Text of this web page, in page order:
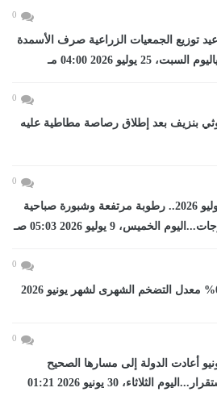
0
توزيع الجمعيات الزراعية صرف الأسمدة
يوليو 2026 04:00 مـ
0
بنزيف بعد إطلاق رصاصة مطاطية عليه
0
طقس الخميس 9 يوليو 2026.. رطوبة مرتفعة وشبورة صباحية
9 يوليو 2026 05:03 صـ
0
0
ثورة 30 يونيو أعادت الدولة إلى مسارها الصحيح
ورسخت دعائم الاستقرار...اليوم الثلاثاء، 30 يونيو 2026 01:21